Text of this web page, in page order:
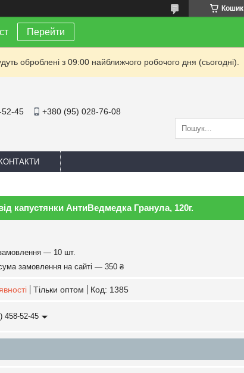
Кошик
Перейти
оброблені з 09:00 найближчого робочого дня (сьогодні).
45 +380 (95) 028-76-08
КОНТАКТИ
капустянки АнтиВедмедка Гранула, 120г.
— 10 шт.
замовлення на сайті — 350 ₴
Тільки оптом Код: 1385
458-52-45